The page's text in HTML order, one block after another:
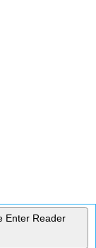
Enter Reader